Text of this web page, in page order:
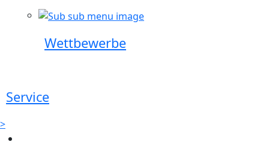
Wettbewerbe
Service
>